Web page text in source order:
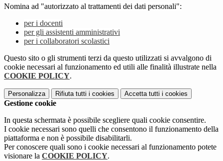
Nomina ad "autorizzato al trattamenti dei dati personali":
per i docenti
per gli assistenti amministrativi
per i collaboratori scolastici
Questo sito o gli strumenti terzi da questo utilizzati si avvalgono di
cookie necessari al funzionamento ed utili alle finalità illustrate nella
COOKIE POLICY.
Personalizza Rifiuta tutti i cookies Accetta tutti i cookies
Gestione cookie
In questa schermata è possibile scegliere quali cookie consentire.
I cookie necessari sono quelli che consentono il funzionamento della
piattaforma e non è possibile disabilitarli.
Per conoscere quali sono i cookie necessari al funzionamento potete
visionare la COOKIE POLICY.